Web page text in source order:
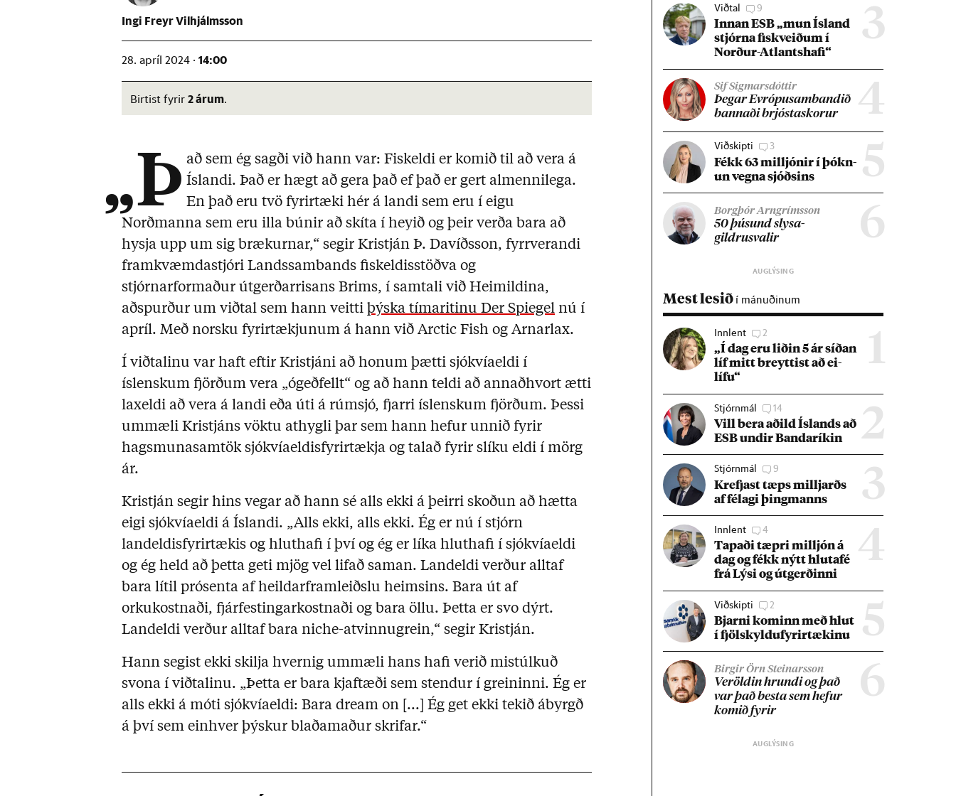
Ingi Freyr Vilhjálmsson
28. apríl 2024 ·14:00
Birtist fyrir2 árum.
„Þ að sem ég sagði við hann var: Fiskeldi er komið til að vera á
Íslandi. Það er hægt að gera það ef það er gert almennilega.
En það eru tvö fyrirtæki hér á landi sem eru í eigu
Norðmanna sem eru illa búnir að skíta í heyið og þeir verða bara að
hysja upp um sig brækurnar,“ segir Kristján Þ. Davíðsson, fyrrverandi
framkvæmdastjóri Landssambands fiskeldisstöðva og
stjórnarformaður útgerðarrisans Brims, í samtali við Heimildina,
aðspurður um viðtal sem hann veitti þýska tímaritinu Der Spiegel nú í
apríl. Með norsku fyrirtækjunum á hann við Arctic Fish og Arnarlax.
Í viðtalinu var haft eftir Kristjáni að honum þætti sjókvíaeldi í
íslenskum fjörðum vera „ógeðfellt“ og að hann teldi að annaðhvort ætti
laxeldi að vera á landi eða úti á rúmsjó, fjarri íslenskum fjörðum. Þessi
ummæli Kristjáns vöktu athygli þar sem hann hefur unnið fyrir
hagsmunasamtök sjókvíaeldisfyrirtækja og talað fyrir slíku eldi í mörg
ár.
Kristján segir hins vegar að hann sé alls ekki á þeirri skoðun að hætta
eigi sjókvíaeldi á Íslandi. „Alls ekki, alls ekki. Ég er nú í stjórn
landeldisfyrirtækis og hluthafi í því og ég er líka hluthafi í sjókvíaeldi
og ég held að þetta geti mjög vel lifað saman. Landeldi verður alltaf
bara lítil prósenta af heildarframleiðslu heimsins. Bara út af
orkukostnaði, fjárfestingarkostnaði og bara öllu. Þetta er svo dýrt.
Landeldi verður alltaf bara niche-atvinnugrein,“ segir Kristján.
Hann segist ekki skilja hvernig ummæli hans hafi verið mistúlkuð
svona í viðtalinu. „Þetta er bara kjaftæði sem stendur í greininni. Ég er
alls ekki á móti sjókvíaeldi: Bara dream on [...] Ég get ekki tekið ábyrgð
á því sem einhver þýskur blaðamaður skrifar.“
3
Viðtal 9
Inn­an ESB „mun Ís­land
stjórna fisk­veið­um í
Norð­ur-Atlants­hafi“
4
Sif Sigmarsdóttir
Þeg­ar Evr­ópu­sam­band­ið
bann­aði brjósta­skor­ur
5
Viðskipti 3
Fékk 63 millj­ón­ir í þókn­
un vegna sjóðs­ins
6
Borgþór Arngrímsson
50 þús­und slysa­
gildrusval­ir
Mest lesið í mánuðinum
1
Innlent 2
„Í dag eru lið­in 5 ár síð­an
líf mitt breytt­ist að ei­
lífu“
2
Stjórnmál 14
Vill bera að­ild Ís­lands að
ESB und­ir Banda­rík­in
3
Stjórnmál 9
Krefjast tæps millj­arðs
af fé­lagi þing­manns
4
Innlent 4
Tap­aði tæpri millj­ón á
dag og fékk nýtt hluta­fé
frá Lýsi og út­gerð­inni
5
Viðskipti 2
Bjarni kom­inn með hlut
í fjöl­skyldu­fyr­ir­tæk­inu
6
Birgir Örn Steinarsson
Ver­öld­in hrundi og það
var það besta sem hef­ur
kom­ið fyr­ir